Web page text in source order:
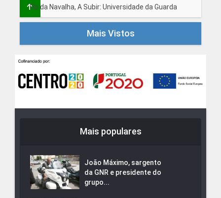
Fio da Navalha, A Subir: Universidade da Guarda
Mais Vistos
Mais populares
João Máximo, sargento
da GNR e presidente do
grupo...